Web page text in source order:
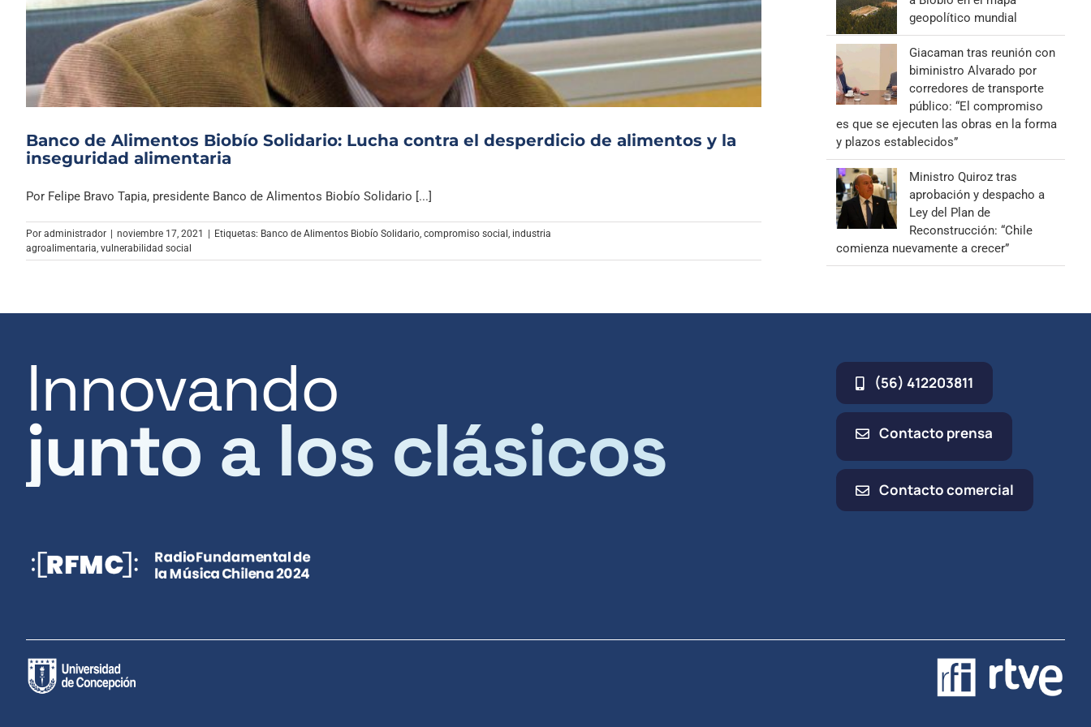
Archivo Sonoro
Banco de Alimentos Biobío Solidario: Lucha contra el desperdicio de alimentos y la
inseguridad alimentaria
Por Felipe Bravo Tapia, presidente Banco de Alimentos Biobío Solidario [...]
Por administrador noviembre 17, 2021 Etiquetas: Banco de Alimentos Biobío Solidario, compromiso social , industria
agroalimentaria, vulnerabilidad social
geopolítico mundial
Giacaman tras reunión con
biministro Alvarado por
corredores de transporte
público: “El compromiso
es que se ejecuten las obras en la forma
y plazos establecidos”
Ministro Quiroz tras
aprobación y despacho a
Ley del Plan de
Reconstrucción: “Chile
comienza nuevamente a crecer”
Innovando
junto a los clásicos
(56) 412203811
Contacto prensa
Contacto comercial